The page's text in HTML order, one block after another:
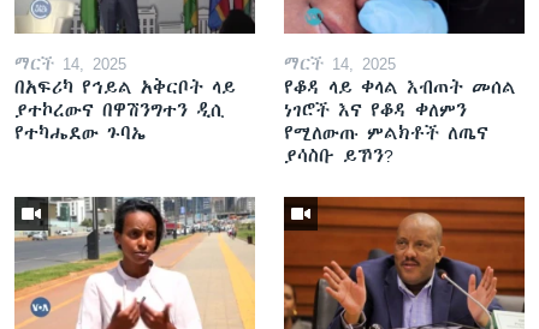
ማርች 14, 2025
በአፍሪካ የኅይል አቅርቦት ላይ
ያተኮረውና በዋሽንግተን ዲሲ
የተካሔደው ጉባኤ
ማርች 14, 2025
የቆዳ ላይ ቀላል እብጠት መሰል
ነገሮች እና የቆዳ ቀለምን
የሚለውጡ ምልክቶች ለጤና
ያሳስቡ ይኾን?